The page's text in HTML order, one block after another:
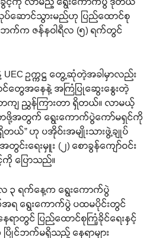
ဆောင်သွားမည်ဟု ပြည်ထောင်စု
ဘက်က ဇန်နဝါရီလ (၅) ရက်တွင်
UEC ဥက္ကဋ္ဌ တွေ့ဆုံတဲ့အခါမှာလည်း
ာင်တွေအနေနဲ့ အကြံပြုဆွေးနွေးတဲ့
ကျ ညွှန်ကြားတာ ရှိတယ်။ လာမယ့်
တဖို့အတွက် ရွေးကောက်ပွဲကော်မရှင်ကို
ယ်” ဟု ပအိုဝ်းအမျိုးသားဖွဲ့ချုပ်
င်းရေးမှူး (၂) စောခွန်ကျော်ဝင်း
ပြောသည်။
လ ၃ ရက်နေ့က ရွေးကောက်ပွဲ
ရ ရွေးကောက်ပွဲ ပထမပိုင်းတွင်
ရာတွင် ပြည်ထောင်စုကြံ့ခိုင်ရေးနှင့်
ပြိုင်ဘက်မရှိသည့် နေရာများ